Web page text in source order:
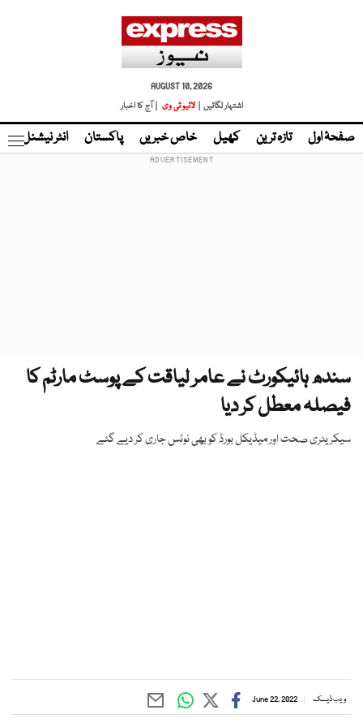
AUGUST 10, 2026
اشتہار لگائیں |
لائیو ٹی وی | آج کا اخبار
صفحۂ اول تازہ ترین کھیل خاص خبریں پاکستان انٹر نیشنل
سندھ ہائیکورٹ نے عامر لیاقت کے پوسٹ مارٹم کا
فیصلہ معطل کر دیا
سیکریٹری صحت اور میڈیکل بورڈ کو بھی نوٹس جاری کر دیے گئے
ویب ڈیسک June 22, 2022